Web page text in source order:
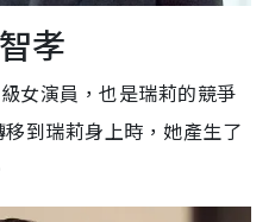
孝
女演員，也是瑞莉的競爭
到瑞莉身上時，她產生了